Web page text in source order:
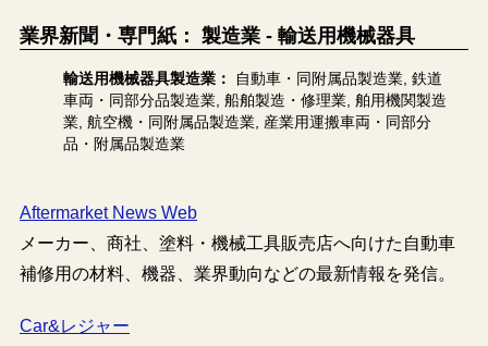
業界新聞・専門紙： 製造業 - 輸送用機械器具
輸送用機械器具製造業：
自動車・同附属品製造業, 鉄道
車両・同部分品製造業, 船舶製造・修理業, 舶用機関製造
業, 航空機・同附属品製造業, 産業用運搬車両・同部分
品・附属品製造業
Aftermarket News Web
メーカー、商社、塗料・機械工具販売店へ向けた自動車
補修用の材料、機器、業界動向などの最新情報を発信。
Car&レジャー